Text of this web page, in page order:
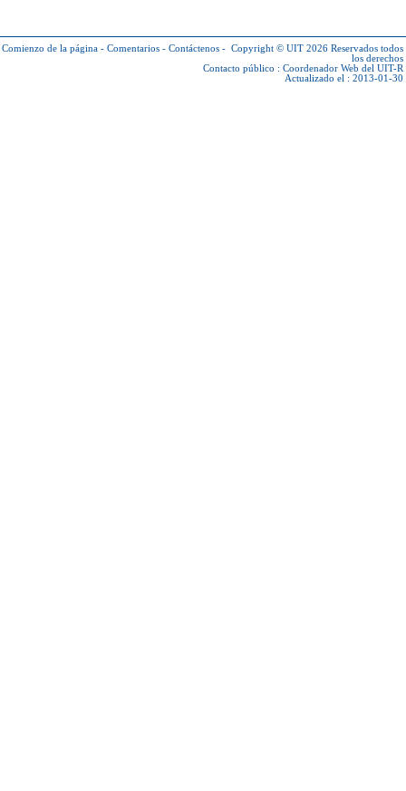
Comienzo de la página - Comentarios - Contáctenos - Copyright © UIT 2026 Reservados todos
los derechos
Contacto público : Coordenador Web del UIT-R
Actualizado el : 2013-01-30